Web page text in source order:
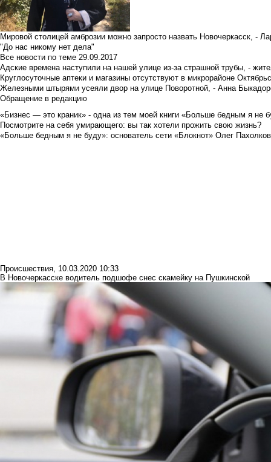
Мировой столицей амброзии можно запросто назвать Новочеркасск, -
"До нас никому нет дела"
Все новости по теме 29.09.2017
Адские времена наступили на нашей улице из-за страшной трубы, -
Круглосуточные аптеки и магазины отсутствуют в микрорайоне
Железными штырями усеяли двор на улице Поворотной, - Анна
Обращение в редакцию
«Бизнес — это краник» - одна из тем моей книги «Больше бедным я не
Посмотрите на себя умирающего: вы так хотели прожить свою жизнь?
«Больше бедным я не буду»: основатель сети «Блокнот» Олег Пахолков
Происшествия, 10.03.2020 10:33
В Новочеркасске водитель подшофе снес скамейку на Пушкинской